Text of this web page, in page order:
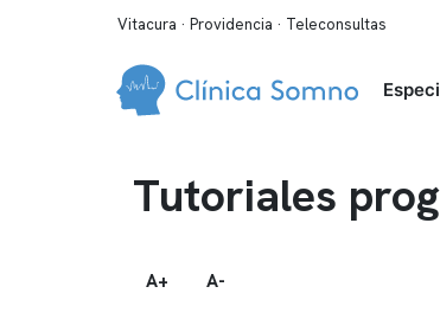
Vitacura · Providencia · Teleconsultas
Tutoriales
A+ A-